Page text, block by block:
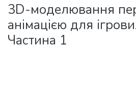
3D-моделювання
анімацією для
Частина 1